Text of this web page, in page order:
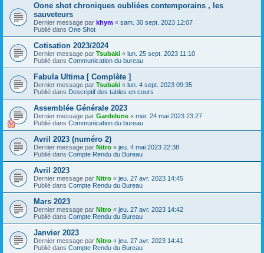
Oone shot chroniques oubliées contemporains , les
sauveteurs
Dernier message par khym « sam. 30 sept. 2023 12:07
Publié dans One Shot
Cotisation 2023/2024
Dernier message par Tsubaki « lun. 25 sept. 2023 11:10
Publié dans Communication du bureau
Fabula Ultima [ Complète ]
Dernier message par Tsubaki « lun. 4 sept. 2023 09:35
Publié dans Descriptif des tables en cours
Assemblée Générale 2023
Dernier message par Gardelune « mer. 24 mai 2023 23:27
Publié dans Communication du bureau
Avril 2023 (numéro 2)
Dernier message par Nitro « jeu. 4 mai 2023 22:38
Publié dans Compte Rendu du Bureau
Avril 2023
Dernier message par Nitro « jeu. 27 avr. 2023 14:45
Publié dans Compte Rendu du Bureau
Mars 2023
Dernier message par Nitro « jeu. 27 avr. 2023 14:42
Publié dans Compte Rendu du Bureau
Janvier 2023
Dernier message par Nitro « jeu. 27 avr. 2023 14:41
Publié dans Compte Rendu du Bureau